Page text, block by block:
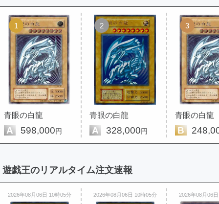
1
青眼の白龍
A 598,000円
2
青眼の白龍
A 328,000円
3
青眼の白龍
B
遊戯王のリアルタイム注文速報
2026年08月06日 10時05分 2026年08月06日 10時05分 2026年08月06